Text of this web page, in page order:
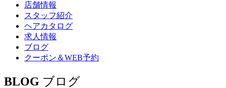
店舗情報
スタッフ紹介
ヘアカタログ
求人情報
ブログ
クーポン＆WEB予約
BLOG ブログ